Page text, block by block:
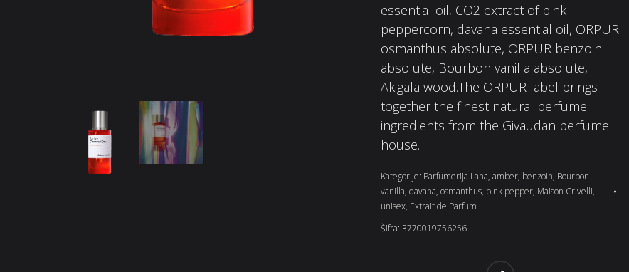
essential oil, CO2 extract of pink
peppercorn, davana essential oil, ORPUR
osmanthus absolute, ORPUR benzoin
absolute, Bourbon vanilla absolute,
Akigala wood.The ORPUR label brings
together the finest natural perfume
ingredients from the Givaudan perfume
house.
Kategorije: Parfumerija Lana, amber, benzoin, Bourbon
vanilla, davana, osmanthus, pink pepper, Maison Crivelli,
unisex, Extrait de Parfum
Šifra: 3770019756256